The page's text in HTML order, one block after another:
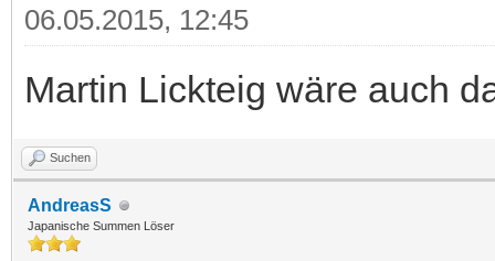
06.05.2015, 12:45
Martin Lickteig wäre auch
Suchen
AndreasS
Japanische Summen Löser